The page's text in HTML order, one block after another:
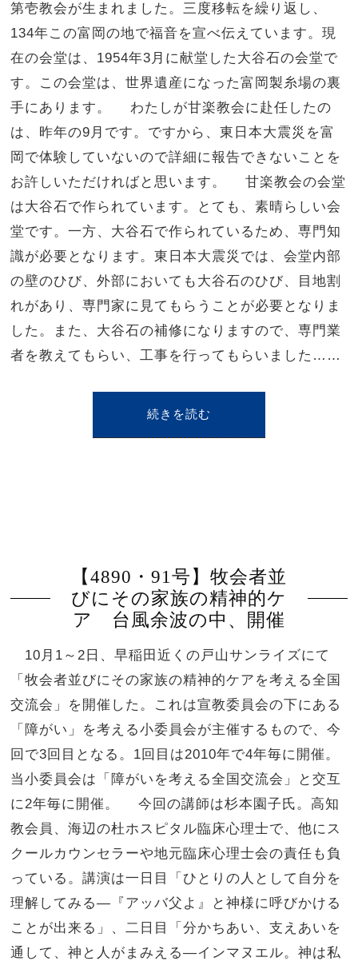
第壱教会が生まれました。三度移転を繰り返し、
134年この富岡の地で福音を宣べ伝えています。現
在の会堂は、1954年3月に献堂した大谷石の会堂で
す。この会堂は、世界遺産になった富岡製糸場の裏
手にあります。 わたしが甘楽教会に赴任したの
は、昨年の9月です。ですから、東日本大震災を富
岡で体験していないので詳細に報告できないことを
お許しいただければと思います。 甘楽教会の会堂
は大谷石で作られています。とても、素晴らしい会
堂です。一方、大谷石で作られているため、専門知
識が必要となります。東日本大震災では、会堂内部
の壁のひび、外部においても大谷石のひび、目地割
れがあり、専門家に見てもらうことが必要となりま
した。また、大谷石の補修になりますので、専門業
者を教えてもらい、工事を行ってもらいました……
続きを読む
【4890・91号】牧会者並
びにその家族の精神的ケ
ア 台風余波の中、開催
10月1～2日、早稲田近くの戸山サンライズにて
「牧会者並びにその家族の精神的ケアを考える全国
交流会」を開催した。これは宣教委員会の下にある
「障がい」を考える小委員会が主催するもので、今
回で3回目となる。1回目は2010年で4年毎に開催。
当小委員会は「障がいを考える全国交流会」と交互
に2年毎に開催。 今回の講師は杉本園子氏。高知
教会員、海辺の杜ホスピタル臨床心理士で、他にス
クールカウンセラーや地元臨床心理士会の責任も負
っている。講演は一日目「ひとりの人として自分を
理解してみる—『アッバ父よ』と神様に呼びかける
ことが出来る」、二日目「分かちあい、支えあいを
通して、神と人がまみえる—インマヌエル。神は私